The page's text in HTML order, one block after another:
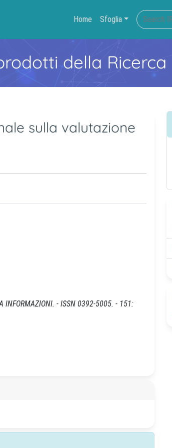
Home Sfoglia
della Ricerca
sulla valutazione
- ISSN 0392-5005. - 151: